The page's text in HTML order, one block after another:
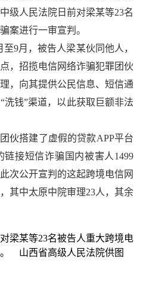
级人民法院日前对梁某等23名
案进行一审宣判。
9月，被告人梁某伙同他人，
，招揽电信网络诈骗犯罪团伙
，向其提供公民信息、短信通
洗钱”渠道，以此获取巨额非法
搭建了虚假的贷款APP平台
接短信诈骗国内被害人1499
次公开宣判的这起跨境电信网
其中太原中院审理23人，其余